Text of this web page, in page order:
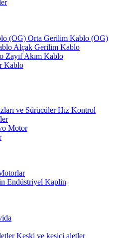
Orta Gerilim Kablo (OG)
Alçak Gerilim Kablo
Zayıf Akım Kablo
Kablo
Hız Kontrol
Motor
Endüstriyel Kaplin
Keski ve kesici aletler